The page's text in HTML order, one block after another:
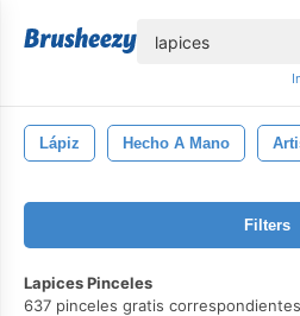
Lápiz Hecho A Mano
Filters
Lapices Pinceles
637 pinceles gratis correspondientes